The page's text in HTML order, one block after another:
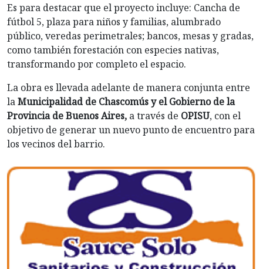
Es para destacar que el proyecto incluye: Cancha de
fútbol 5, plaza para niños y familias, alumbrado
público, veredas perimetrales; bancos, mesas y gradas,
como también forestación con especies nativas,
transformando por completo el espacio.
La obra es llevada adelante de manera conjunta entre
laMunicipalidad de Chascomús y el Gobierno de la
Provincia de Buenos Aires, a través de OPISU, con el
objetivo de generar un nuevo punto de encuentro para
los vecinos del barrio.